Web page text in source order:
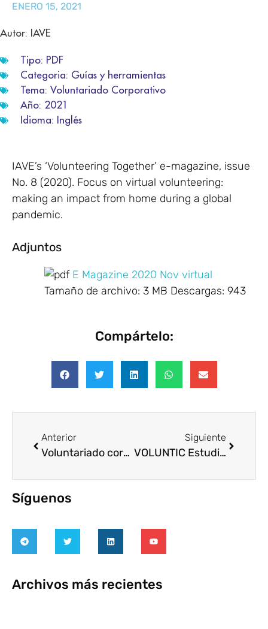
ENERO 15, 2021
Autor: IAVE
Tipo: PDF
Categoria: Guías y herramientas
Tema: Voluntariado Corporativo
Año: 2021
Idioma: Inglés
IAVE’s ‘Volunteering Together’ e-magazine, issue
No. 8 (2020). Focus on virtual volunteering:
making an impact from home during a global
pandemic.
Adjuntos
E Magazine 2020 Nov virtual
Tamaño de archivo: 3 MB Descargas: 943
Compártelo:
Anterior
Voluntariado corporativo: estratégico para el negocio (artículo en Business Venezuela)
Siguiente
VOLUNTIC Estudio sobre el impacto del uso de las TIC en la acción voluntaria
Síguenos
Archivos más recientes